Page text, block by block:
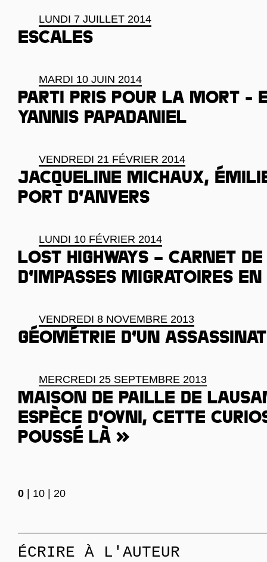
LUNDI 7 JUILLET 2014
Escales
MARDI 10 JUIN 2014
Parti pris pour la mort -
Yannis Papadaniel
VENDREDI 21 FÉVRIER 2014
Jacqueline Michaux,
port d’Anvers
LUNDI 10 FÉVRIER 2014
Lost highways – Carnet
d’impasses migratoires en
VENDREDI 8 NOVEMBRE 2013
Géométrie d’un assassinat
MERCREDI 25 SEPTEMBRE 2013
Maison de paille de
espèce d’ovni, cette
poussé là »
0 10 20
ÉCRIRE À L'AUTEUR